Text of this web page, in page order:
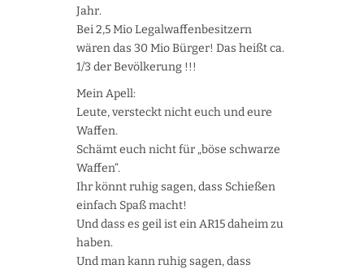
Jahr.
Bei 2,5 Mio Legalwaffenbesitzern
wären das 30 Mio Bürger! Das heißt ca.
1/3 der Bevölkerung !!!
Mein Apell:
Leute, versteckt nicht euch und eure
Waffen.
Schämt euch nicht für „böse schwarze
Waffen“.
Ihr könnt ruhig sagen, dass Schießen
einfach Spaß macht!
Und dass es geil ist ein AR15 daheim zu
haben.
Und man kann ruhig sagen, dass